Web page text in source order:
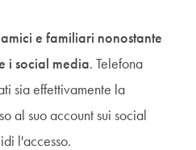
e familiari nonostante
i social media. Telefona
sia effettivamente la
al suo account sui social
l'accesso.